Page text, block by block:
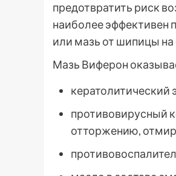
предотвратить риск
наиболее эффективен
или мазь от шипицы на
Мазь Виферон
кератолитический
противовирусный
отторжению,